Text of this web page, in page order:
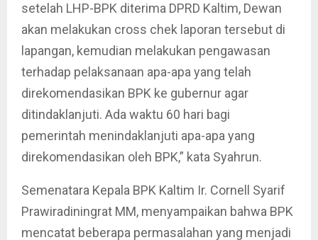
setelah LHP-BPK diterima DPRD Kaltim, Dewan
akan melakukan cross chek laporan tersebut di
lapangan, kemudian melakukan pengawasan
terhadap pelaksanaan apa-apa yang telah
direkomendasikan BPK ke gubernur agar
ditindaklanjuti. Ada waktu 60 hari bagi
pemerintah menindaklanjuti apa-apa yang
direkomendasikan oleh BPK,” kata Syahrun.
Semenatara Kepala BPK Kaltim Ir. Cornell Syarif
Prawiradiningrat MM, menyampaikan bahwa BPK
mencatat beberapa permasalahan yang menjadi